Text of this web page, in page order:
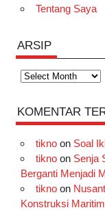
Tentang Saya
ARSIP
Arsip
KOMENTAR
tiknoon Soal
tiknoon Senja
Berganti Menjadi
tiknoon
Konstruksi